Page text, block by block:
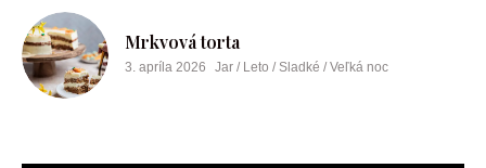
Mrkvová torta
3. apríla 2026 Jar / Leto / Sladké / Veľká noc